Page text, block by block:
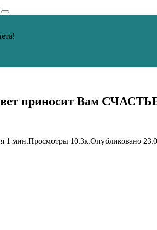
приносит Вам
1 мин.Просмотры 10.3к.Опубликовано